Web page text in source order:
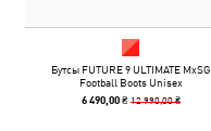
Бутсы FUTURE 9 ULTIMATE MxSG
Football Boots Unisex
6 490,00 ₴ 12 990,00 ₴